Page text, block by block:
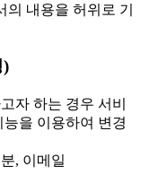
의 내용을 허위로 기
)
자 하는 경우 서비
을 이용하여 변경
, 이메일